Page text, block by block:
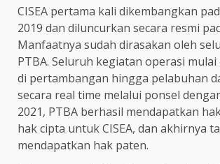
CISEA pertama kali dikembangkan
2019 dan diluncurkan secara resmi
Manfaatnya sudah dirasakan oleh
PTBA. Seluruh kegiatan operasi
di pertambangan hingga pelabuhan
secara real time melalui ponsel dengan
2021, PTBA berhasil mendapatkan
hak cipta untuk CISEA, dan akhirnya
mendapatkan hak paten.